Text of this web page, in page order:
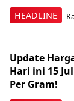
HEADLINE
Update
Hari ini 15
Per Gram!